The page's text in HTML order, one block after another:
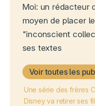
Moi: un rédacteur
moyen de placer
"inconscient
ses textes
Voir toutes les
Une série des frères
Disney va retirer ses